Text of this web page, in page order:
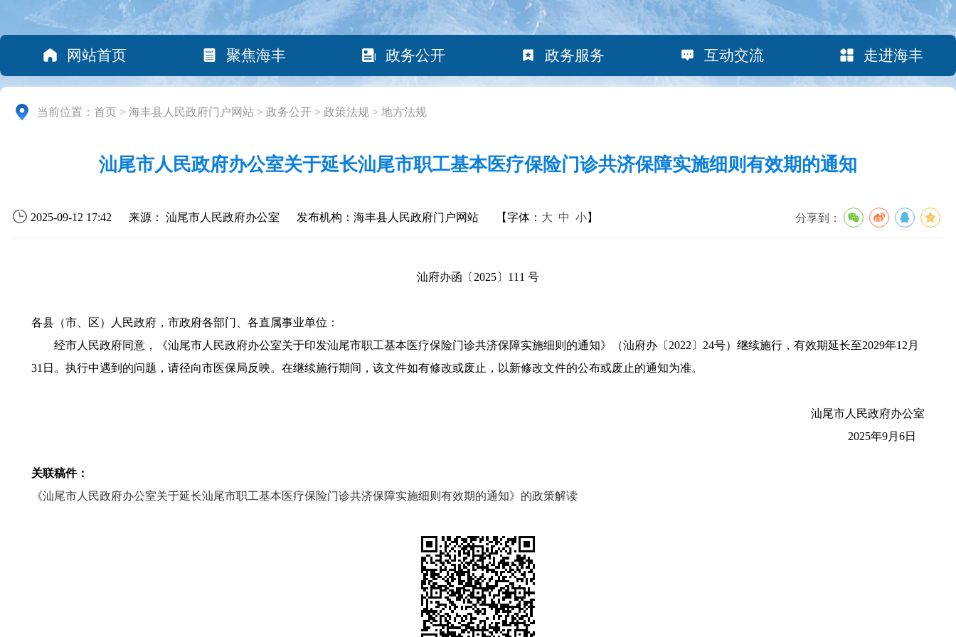
网站首页 聚焦海丰 政务公开 政务服务 互动交流 走进海丰
当前位置： 首页 > 海丰县人民政府门户网站 > 政务公开 > 政策法规 > 地方法规
汕尾市人民政府办公室关于延长汕尾市职工基本医疗保险门诊共济保障实施细则有效期的通知
2025-09-12 17:42 来源： 汕尾市人民政府办公室 发布机构：海丰县人民政府门户网站 【字体： 大 中 小】 分享到：
汕府办函〔2025〕111 号
各县（市、区）人民政府，市政府各部门、各直属事业单位：
经市人民政府同意，《汕尾市人民政府办公室关于印发汕尾市职工基本医疗保险门诊共济保障实施细则的通知》（汕府办〔2022〕24号）继续施行，有效期延长至2029年12月
31日。执行中遇到的问题，请径向市医保局反映。在继续施行期间，该文件如有修改或废止，以新修改文件的公布或废止的通知为准。
汕尾市人民政府办公室
2025年9月6日
关联稿件：
《汕尾市人民政府办公室关于延长汕尾市职工基本医疗保险门诊共济保障实施细则有效期的通知》的政策解读